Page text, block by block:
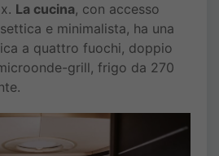
La cucina, con accesso
e minimalista, ha una
a quattro fuochi, doppio
grill, frigo da 270